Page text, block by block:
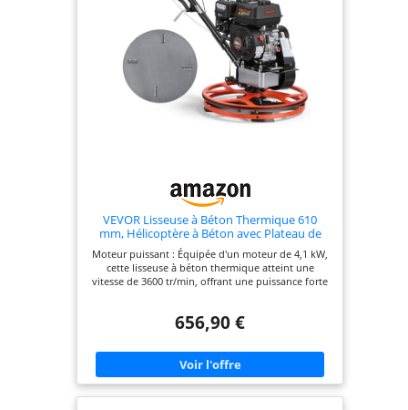
VEVOR Lisseuse à Béton Thermique 610
mm, Hélicoptère à Béton avec Plateau de
Lissage, Moteur à Essence 4,1 kW, pour
Finition de Sols en Ciment et Chape, 4
Lames à Angle Réglable, Guidon de
Commande
Moteur puissant : Équipée d'un moteur de 4,1 kW,
cette lisseuse à béton thermique atteint une
vitesse de 3600 tr/min, offrant une puissance forte
Cette machine à talocher est équipée d'un plateau
de 4 lames, assurant un talochage, un nivellement
et une finition efficaces Différents effets de finition
: Cet hélicoptère à béton permet de régler
librement l'inclinaison des lames de 0 à 18° selon
656,90 €